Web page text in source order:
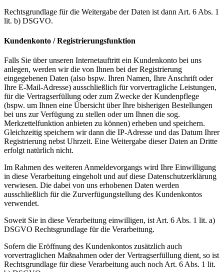
Rechtsgrundlage für die Weitergabe der Daten ist dann Art. 6 Abs. 1
lit. b) DSGVO.
Kundenkonto / Registrierungsfunktion
Falls Sie über unseren Internetauftritt ein Kundenkonto bei uns
anlegen, werden wir die von Ihnen bei der Registrierung
eingegebenen Daten (also bspw. Ihren Namen, Ihre Anschrift oder
Ihre E-Mail-Adresse) ausschließlich für vorvertragliche Leistungen,
für die Vertragserfüllung oder zum Zwecke der Kundenpflege
(bspw. um Ihnen eine Übersicht über Ihre bisherigen Bestellungen
bei uns zur Verfügung zu stellen oder um Ihnen die sog.
Merkzettelfunktion anbieten zu können) erheben und speichern.
Gleichzeitig speichern wir dann die IP-Adresse und das Datum Ihrer
Registrierung nebst Uhrzeit. Eine Weitergabe dieser Daten an Dritte
erfolgt natürlich nicht.
Im Rahmen des weiteren Anmeldevorgangs wird Ihre Einwilligung
in diese Verarbeitung eingeholt und auf diese Datenschutzerklärung
verwiesen. Die dabei von uns erhobenen Daten werden
ausschließlich für die Zurverfügungstellung des Kundenkontos
verwendet.
Soweit Sie in diese Verarbeitung einwilligen, ist Art. 6 Abs. 1 lit. a)
DSGVO Rechtsgrundlage für die Verarbeitung.
Sofern die Eröffnung des Kundenkontos zusätzlich auch
vorvertraglichen Maßnahmen oder der Vertragserfüllung dient, so ist
Rechtsgrundlage für diese Verarbeitung auch noch Art. 6 Abs. 1 lit.